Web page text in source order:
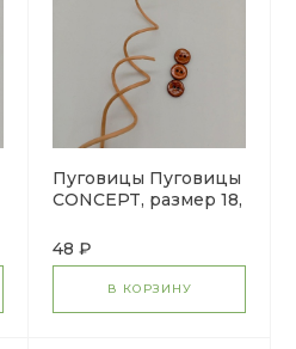
Пуговицы Пуговицы
CONCEPT, размер 18,
бронзовый
48 ₽
В КОРЗИНУ